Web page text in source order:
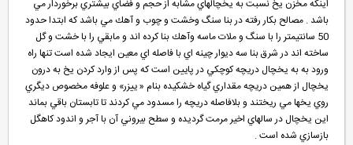
اينكه مخزن يخ نسبت به يخچالهاي مشابه از حجم و فضاي بيشتري برخوردار مي
باشد . مصالح بكار رفته در بنا سنگ وخشت و چوب و آهك مي باشد كه ابتدا حدود
50 سانتيمتر را با سنگ و ملات ماسه وآهك بنا كرده اند و مابقي را با خشت و گل
ساخته اند در شرق بنا سه ديوار چينه اي با فاصله اي معين ايجاد شده است تنها راه
ورود به به يخچال دريچه كوچكي در پايين است كه پس از وارد كردن يخ به درون
يخچال از همين دريچه مقداري گياه خشكيده بنام « ييزر» و علوفه مخصوص ديگري
روي يخها مي ريختند و بلافاصله دريچه را مسدود مي كردند تا تابستان باقي بماند
اين يخچال در سالهاي اخير مرمت گرديده و سطح بيروني آن با آجر و اندود كاهگل
بازسازي شده است .